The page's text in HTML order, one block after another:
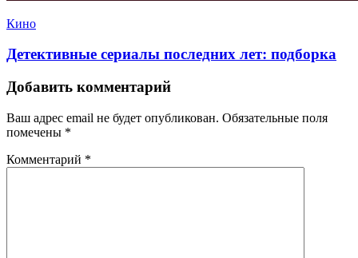
Кино
Детективные сериалы последних лет: подборка
Добавить комментарий
Ваш адрес email не будет опубликован. Обязательные поля
помечены *
Комментарий *